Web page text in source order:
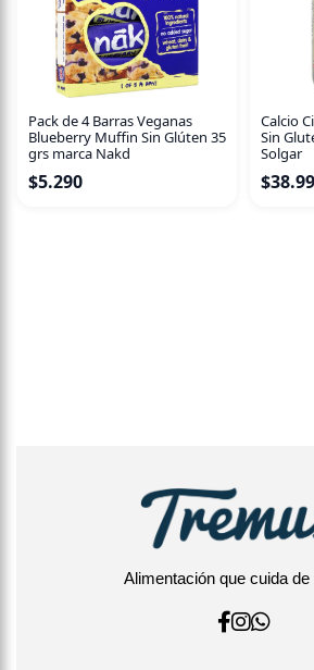
Pack de 4 Barras Veganas
Blueberry Muffin Sin Glúten 35
grs marca Nakd
$5.290
Calcio
Sin
Solgar
$
Alimentación que cuida de